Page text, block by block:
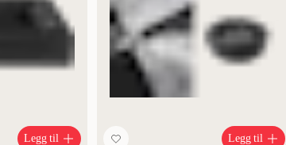
Legg til Legg til